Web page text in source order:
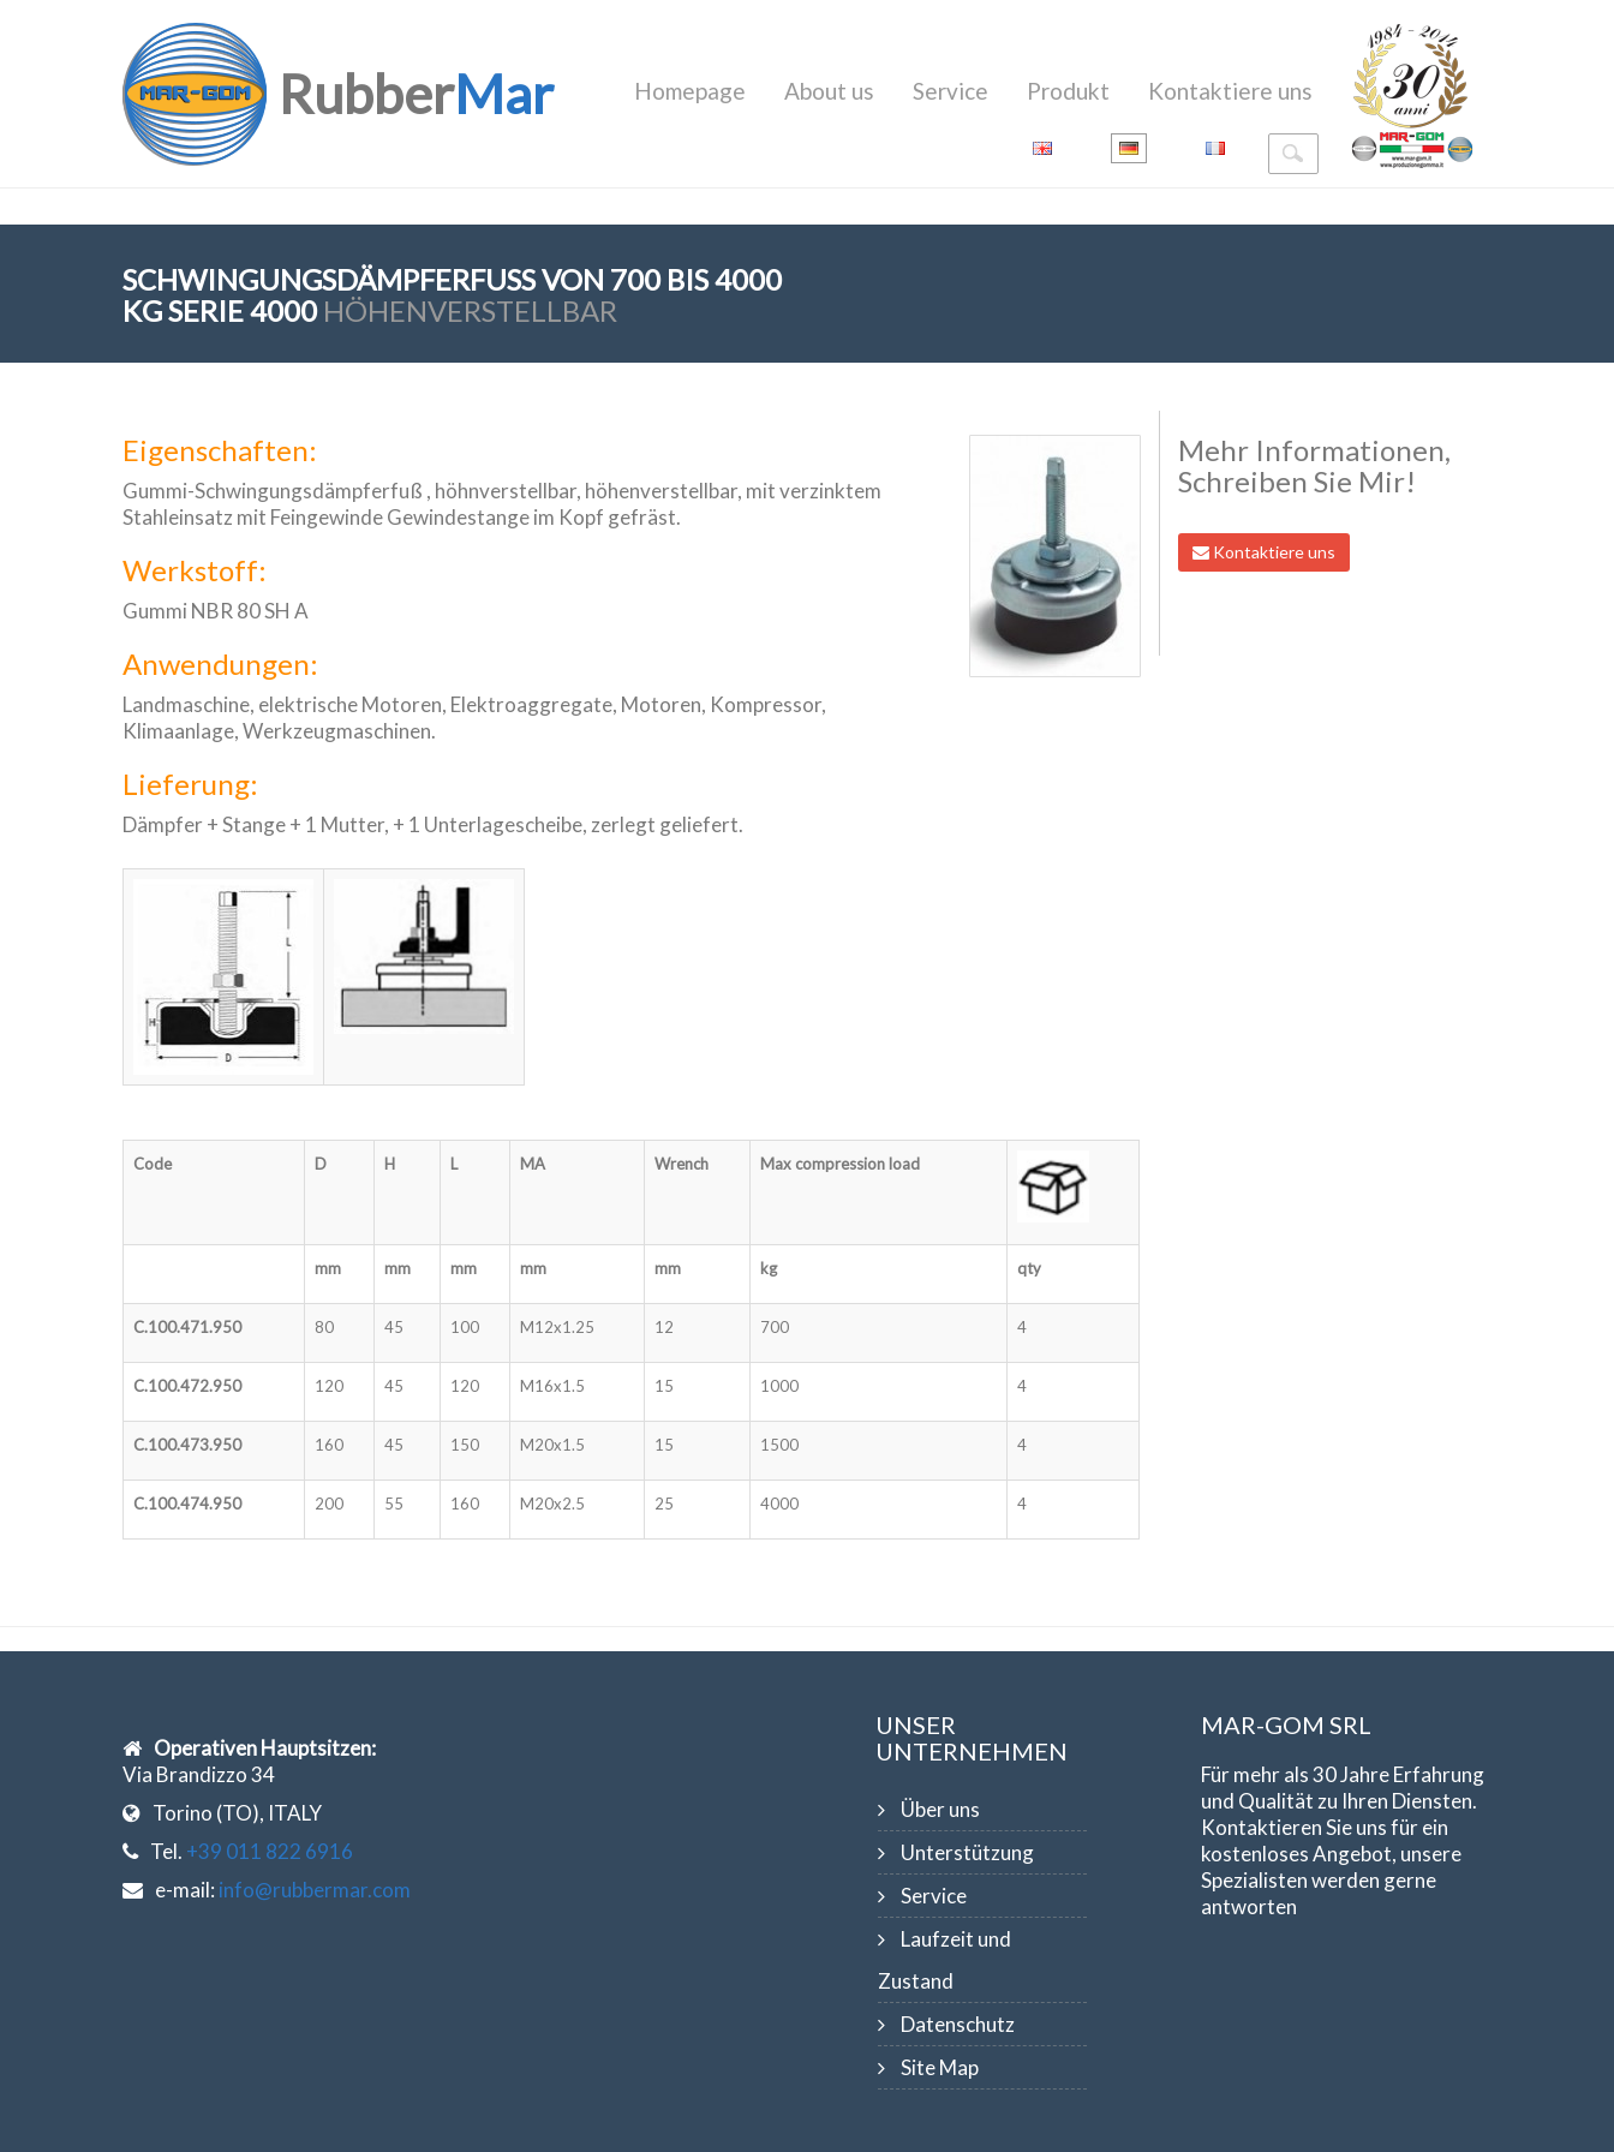
RubberMar Homepage About us Service Produkt Kontaktiere uns
SCHWINGUNGSDÄMPFERFUSS VON 700 BIS 4000 K
G SERIE 4000 HÖHENVERSTELLBAR
Eigenschaften:
Gummi-Schwingungsdämpferfuß , höhnverstellbar, höhenverstellbar, mit verzinktem
Stahleinsatz mit Feingewinde Gewindestange im Kopf gefräst.
Werkstoff:
Gummi NBR 80 SH A
Anwendungen:
Landmaschine, elektrische Motoren, Elektroaggregate, Motoren, Kompressor,
Klimaanlage, Werkzeugmaschinen.
Lieferung:
Dämpfer + Stange + 1 Mutter, + 1 Unterlagescheibe, zerlegt geliefert.
Code D H L MA Wrench Max compression load
mm mm mm mm mm kg qty
C.100.471.950 80 45 100 M12x1.25 12 700 4
C.100.472.950 120 45 120 M16x1.5 15 1000 4
C.100.473.950 160 45 150 M20x1.5 15 1500 4
C.100.474.950 200 55 160 M20x2.5 25 4000 4
Mehr Informationen,
Schreiben Sie Mir!
Kontaktiere uns
Operativen Hauptsitzen:
Via Brandizzo 34
Torino (TO), ITALY
Tel. +39 011 822 6916
e-mail: info@rubbermar.com
UNSER
UNTERNEHMEN
Über uns
Unterstützung
Service
Laufzeit und
Zustand
Datenschutz
Site Map
MAR-GOM SRL
Für mehr als 30 Jahre Erfahrung
und Qualität zu Ihren Diensten.
Kontaktieren Sie uns für ein
kostenloses Angebot, unsere
Spezialisten werden gerne
antworten